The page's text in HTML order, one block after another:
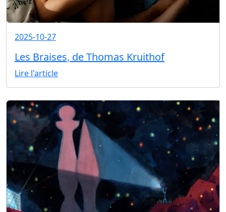
2025-10-27
Les Braises, de Thomas Kruithof
Lire l'article